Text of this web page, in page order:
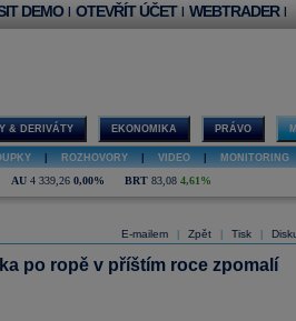
DEMO | OTEVŘÍT ÚČET | WEBTRADER |
& DERIVÁTY EKONOMIKA PRÁVO
ROZHOVORY VIDEO MONITORING
AU 4 339,26 0,00% BRT 83,08 4,61%
E-mailem Zpět Tisk
po ropě v příštím roce zpomalí